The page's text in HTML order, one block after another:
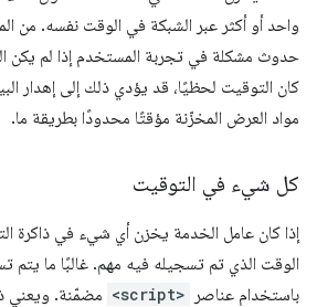
واحد أو أكثر عبر الشبكة في الوقت نفسه. من
حدوث مشكلة في تجربة المستخدم إذا لم يكن
كان التوقيت لحظيًا، قد يؤدي ذلك إلى إهدار
مواد العرض المخزّنة مؤقتًا محدودًا بطريقة ما.
كل شيء في التوقيت
إذا كان عامل الخدمة يخزن أي شيء في ذاكرة
الوقت الذي تم تسجيله فيه مهم. غالبًا ما
باستخدام عناصر
<script> مضمّنة. ويعني